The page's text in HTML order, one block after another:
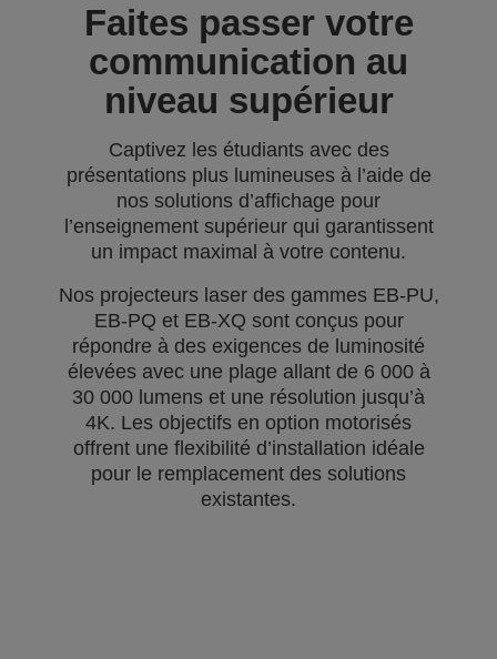
Faites passer votre
communication au
niveau supérieur
Captivez les étudiants avec des
présentations plus lumineuses à l’aide de
nos solutions d’affichage pour
l’enseignement supérieur qui garantissent
un impact maximal à votre contenu.
Nos projecteurs laser des gammes EB-PU,
EB-PQ et EB-XQ sont conçus pour
répondre à des exigences de luminosité
élevées avec une plage allant de 6 000 à
30 000 lumens et une résolution jusqu’à
4K. Les objectifs en option motorisés
offrent une flexibilité d’installation idéale
pour le remplacement des solutions
existantes.